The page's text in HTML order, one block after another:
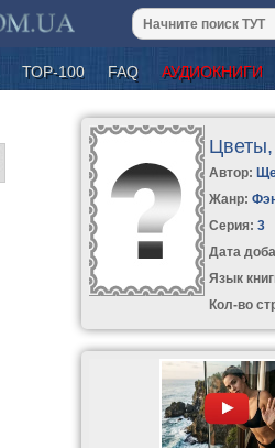
ТОР-100 FAQ АУДИОКНИГИ
Автор:
Жанр:
Серия:3
Дата
Язык
Кол-во